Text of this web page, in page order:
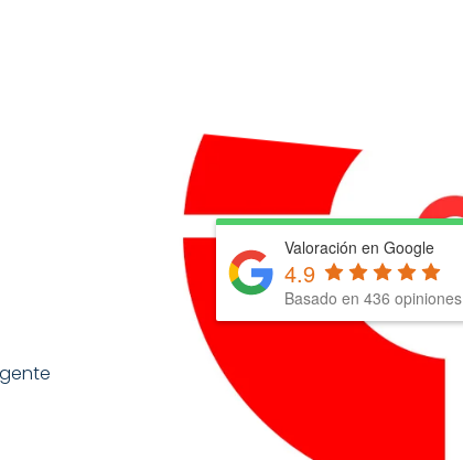
Valoración en Google
4.9
Basado en 436 opiniones